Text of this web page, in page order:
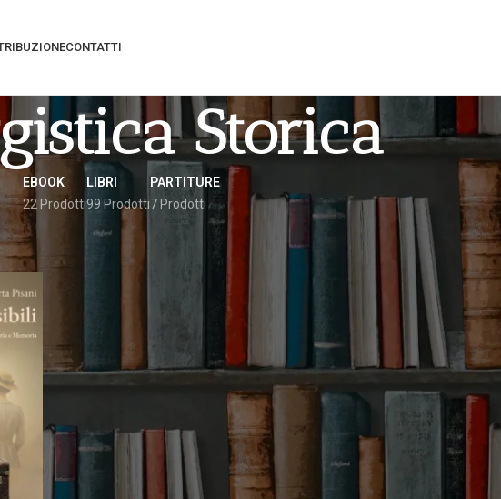
CONTATTI
Storica
EBOOK
22 Prodotti
LIBRI
99 Prodotti
PARTITURE
7 Prodotti
storica” 24